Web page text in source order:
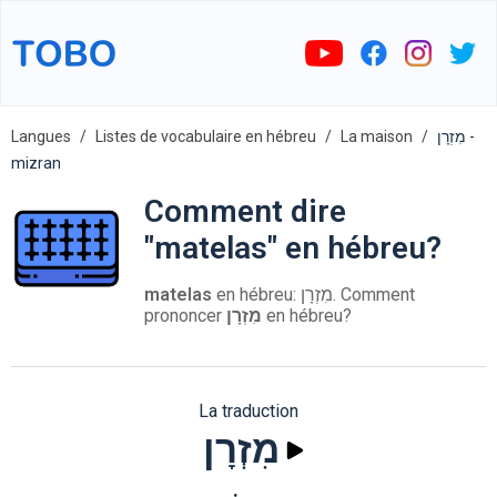
Langues Listes de vocabulaire en hébreu La maison
מִזְרָן -
mizran
Comment dire
"matelas" en hébreu?
matelas en hébreu: מִזְרָן. Comment
prononcer מִזְרָן en hébreu?
La traduction
מִזְרָן